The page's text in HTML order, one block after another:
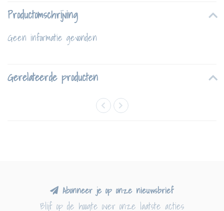
Productomschrijving
Geen informatie gevonden
Gerelateerde producten
Abonneer je op onze nieuwsbrief
Blijf op de hoogte over onze laatste acties